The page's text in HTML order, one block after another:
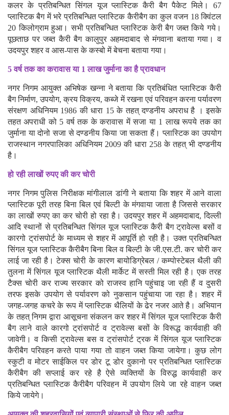
कलर के प्रतिबन्धित सिंगल यूज प्लास्टिक कैरी बैग पैकेट मिले। 67
प्लास्टिक बैग में भरे प्रतिबन्धित प्लास्टिक कैरीबैग का कुल वजन 18 क्विंटल
20 किलोग्राम हुआ। सभी प्रतिबन्धित प्लास्टिक केरी बैग जब्त किये गये।
पूछताछ पर जब्त कैरी बैग कालुपुर अहमदाबाद से मंगवाना बताया गया। व
उदयपुर शहर व आस-पास के कस्बो में बेचना बताया गया।
5 वर्ष तक का करावास या 1 लाख जुर्माना का है प्रावधान
नगर निगम आयुक्त अभिषेक खन्ना ने बताया कि प्रतिबंधित प्लास्टिक कैरी
बैग निर्माण, उपयोग, क्रय विक्रय, कब्जे में रखना एवं परिवहन करना पर्यावरण
संरक्षण अधिनियम 1986 की धारा 15 के तहत् दण्डनीय अपराध है । इसके
तहत अपराधी को 5 वर्ष तक के करावास में सजा या 1 लाख रूपये तक का
जुर्माना या दोनो सजा से दण्डनीय किया जा सकता हैं। प्लास्टिक का उपयोग
राजस्थान नगरपालिका अधिनियम 2009 की धारा 258 के तहत् भी दण्डनीय
है।
हो रही लाखों रुपए की कर चोरी
नगर निगम पुलिस निरीक्षक मांगीलाल डांगी ने बताया कि शहर में आने वाला
प्लास्टिक पूरी तरह बिना बिल एवं बिल्टी के मंगवाया जाता है जिससे सरकार
का लाखों रुपए का कर चोरी हो रहा है। उदयपुर शहर में अहमदाबाद, दिल्ली
आदि स्थानों से प्रतिबन्धित सिंगल यूज प्लास्टिक कैरी बैग ट्रावेल्स बसों व
कारगो ट्रांसपोर्ट के माध्यम से शहर में आपूर्ति हो रही है। उक्त प्रतिबन्धित
सिंगल यूज प्लास्टिक कैरीबैग बिना बिल व बिल्टी के जी.एस.टी. कर चोरी कर
लाई जा रही है। टेक्स चोरी के कारण बायोडिग्रेबल / कम्पोस्टेबल थैली की
तुलना में सिंगल यूज प्लास्टिक थैली मार्केट में सस्ती मिल रही है। एक तरह
टैक्स चोरी कर राज्य सरकार को राजस्व हानि पहुंचाइ जा रही हैं व दुसरी
तरफ इसके उपयोग से पर्यावरण को नुकसान पहुंचाया जा रहा है। शहर में
जगह-जगह कचरे के रूप में प्लास्टिक थैलियों के ढेर नजर आते है। अभियान
के तहत् निगम द्वारा आसूचना संकलन कर शहर में सिंगल यूज प्लास्टिक कैरी
बैग लाने वाले कारगो ट्रांसपोर्ट व ट्रावेल्स बसों के विरूद्ध कार्यवाही की
जावेगी। व किसी ट्रावेल्स बस व ट्रांसपोर्ट ट्रक में सिंगल यूज प्लास्टिक
कैरीबैग परिवहन करते पाया गया तो वाहन जब्त किया जायेगा। कुछ लोग
स्कुटी व मोटर साईकिल पर डोर टू डोर दुकानो पर प्रतिबन्धित प्लास्टिक
कैरीबैग की सप्लाई कर रहे है ऐसे व्यक्तियों के विरुद्ध कार्यवाही कर
प्रतिबन्धित प्लास्टिक कैरीबैग परिवहन में उपयोग लिये जा रहे वाहन जब्त
किये जायेगे।